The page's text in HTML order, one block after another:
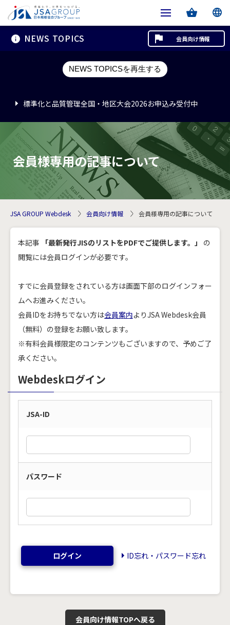
NEWS TOPICS
NEWS TOPICSを再生する
標準化と品質管理全国・地区大会2026お申込み受付中
標準化と品質管理全国・地区大会2026お申込み受付中
標準化と品質管理全国・地区大会2026お申込み受付中
会員向け情報
会員様専用の記事について
JSA GROUP Webdesk 会員向け情報 会員様専用の記事について
本記事 「最新発行JISのリストをPDFでご提供します。」
の
閲覧には会員ログインが必要です。
すでに会員登録をされている方は画面下部のログインフォー
ムへお進みください。
会員IDをお持ちでない方は会員案内よりJSA Webdesk会員
（無料）の登録をお願い致します。
※有料会員様限定のコンテンツもございますので、予めご了
承ください。
Webdeskログイン
JSA-ID
パスワード
ログイン ID忘れ・パスワード忘れ
会員向け情報TOPへ戻る